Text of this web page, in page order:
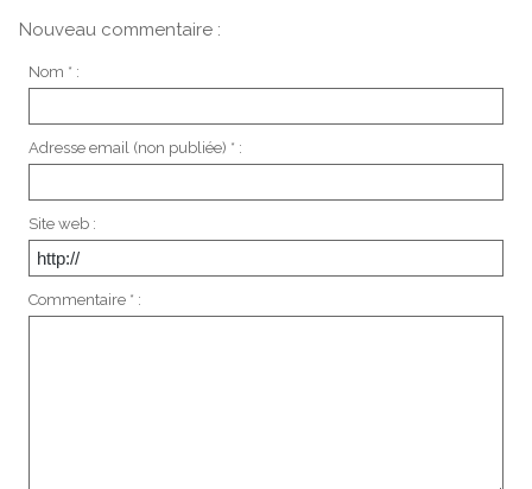
Nouveau commentaire :
Nom * :
Adresse email (non publiée) * :
Site web :
Commentaire * :